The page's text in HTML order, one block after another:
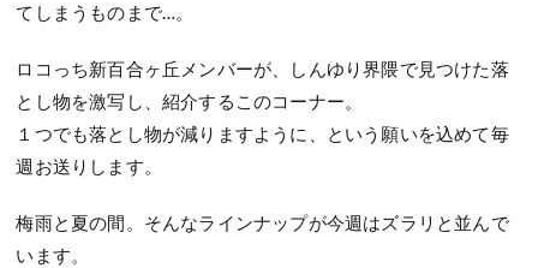
てしまうものまで…。
ロコっち新百合ヶ丘メンバーが、しんゆり界隈で見つけた落
とし物を激写し、紹介するこのコーナー。
１つでも落とし物が減りますように、という願いを込めて毎
週お送りします。
梅雨と夏の間。そんなラインナップが今週はズラリと並んで
います。